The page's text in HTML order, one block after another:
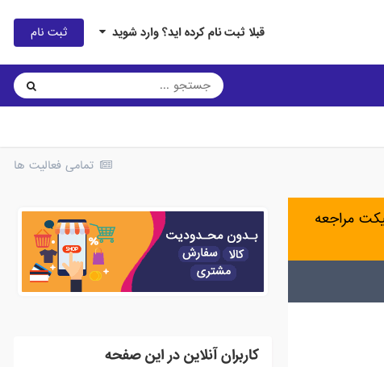
قبلا ثبت نام کرده اید؟ وارد شوید ثبت نام
تمامی فعالیت ها
مراجعه
کاربران آنلاین در این صفحه